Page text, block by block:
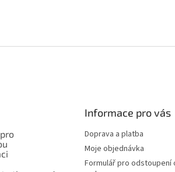
Informace pro vás
Doprava a platba
Moje objednávka
Formulář pro odstoupení